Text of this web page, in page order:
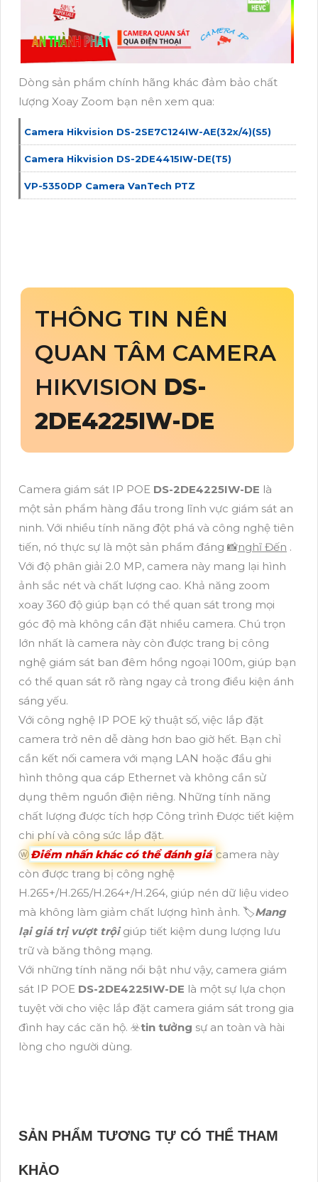
Dòng sản phẩm chính hãng khác đảm bảo chất
lượng Xoay Zoom bạn nên xem qua:
Camera Hikvision DS-2SE7C124IW-AE(32x/4)(S5)
Camera Hikvision DS-2DE4415IW-DE(T5)
VP-5350DP Camera VanTech PTZ
THÔNG TIN NÊN
QUAN TÂM CAMERA
HIKVISION DS-
2DE4225IW-DE
Camera giám sát IP POE DS-2DE4225IW-DE là
một sản phẩm hàng đầu trong lĩnh vực giám sát an
ninh. Với nhiều tính năng đột phá và công nghệ tiên
tiến, nó thực sự là một sản phẩm đáng 📸nghĩ Đến .
Với độ phân giải 2.0 MP, camera này mang lại hình
ảnh sắc nét và chất lượng cao. Khả năng zoom
xoay 360 độ giúp bạn có thể quan sát trong mọi
góc độ mà không cần đặt nhiều camera. Chú trọn
lớn nhất là camera này còn được trang bị công
nghệ giám sát ban đêm hồng ngoại 100m, giúp bạn
có thể quan sát rõ ràng ngay cả trong điều kiện ánh
sáng yếu.
Với công nghệ IP POE kỹ thuật số, việc lắp đặt
camera trở nên dễ dàng hơn bao giờ hết. Bạn chỉ
cần kết nối camera với mạng LAN hoặc đầu ghi
hình thông qua cáp Ethernet và không cần sử
dụng thêm nguồn điện riêng. Những tính năng
chất lượng được tích hợp Công trình Được tiết kiệm
chi phí và công sức lắp đặt.
ⓦĐiểm nhấn khác có thể đánh giá camera này
còn được trang bị công nghệ
H.265+/H.265/H.264+/H.264, giúp nén dữ liệu video
mà không làm giảm chất lượng hình ảnh. 🏷Mang
lại giá trị vượt trộigiúp tiết kiệm dung lượng lưu
trữ và băng thông mạng.
Với những tính năng nổi bật như vậy, camera giám
sát IP POE DS-2DE4225IW-DE là một sự lựa chọn
tuyệt vời cho việc lắp đặt camera giám sát trong gia
đình hay các căn hộ. ☣️tin tưởng sự an toàn và hài
lòng cho người dùng.
SẢN PHẨM TƯƠNG TỰ CÓ THỂ THAM
KHẢO